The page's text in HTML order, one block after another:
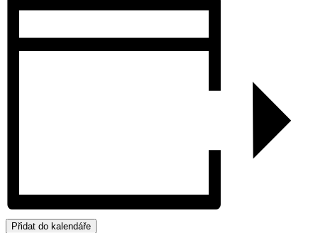
Přidat do kalendáře